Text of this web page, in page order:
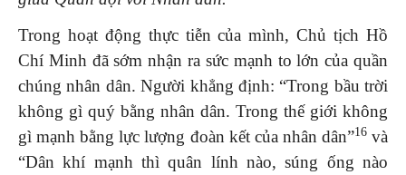
Trong hoạt động thực tiễn của mình, Chủ tịch Hồ
Chí Minh đã sớm nhận ra sức mạnh to lớn của quần
chúng nhân dân. Người khẳng định: “Trong bầu trời
không gì quý bằng nhân dân. Trong thế giới không
gì mạnh bằng lực lượng đoàn kết của nhân dân”16và
“Dân khí mạnh thì quân lính nào, súng ống nào